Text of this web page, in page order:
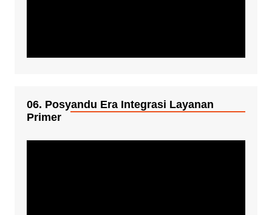
06. Posyandu Era Integrasi Layanan
Primer